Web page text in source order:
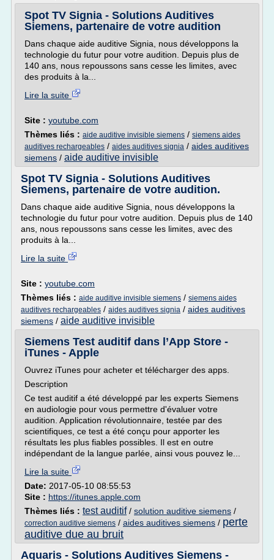
Spot TV Signia - Solutions Auditives
Siemens, partenaire de votre audition
Dans chaque aide auditive Signia, nous développons la
technologie du futur pour votre audition. Depuis plus de
140 ans, nous repoussons sans cesse les limites, avec
des produits à la...
Lire la suite
Site : youtube.com
Thèmes liés : aide auditive invisible siemens / siemens aides
auditives rechargeables / aides auditives signia / aides auditives
siemens / aide auditive invisible
Spot TV Signia - Solutions Auditives
Siemens, partenaire de votre audition.
Dans chaque aide auditive Signia, nous développons la
technologie du futur pour votre audition. Depuis plus de 140
ans, nous repoussons sans cesse les limites, avec des
produits à la...
Lire la suite
Site : youtube.com
Thèmes liés : aide auditive invisible siemens / siemens aides
auditives rechargeables / aides auditives signia / aides auditives
siemens / aide auditive invisible
Siemens Test auditif dans l’App Store -
iTunes - Apple
Ouvrez iTunes pour acheter et télécharger des apps.
Description
Ce test auditif a été développé par les experts Siemens
en audiologie pour vous permettre d'évaluer votre
audition. Application révolutionnaire, testée par des
scientifiques, ce test a été conçu pour apporter les
résultats les plus fiables possibles. Il est en outre
indépendant de la langue parlée, ainsi vous pouvez le...
Lire la suite
Date: 2017-05-10 08:55:53
Site : https://itunes.apple.com
Thèmes liés : test auditif/ solution auditive siemens /
correction auditive siemens / aides auditives siemens / perte
auditive due au bruit
Aquaris - Solutions Auditives Siemens -